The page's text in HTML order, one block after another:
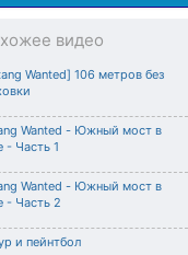
видео
Wanted] 106 метров без
Wanted - Южный мост в
- Часть 1
Wanted - Южный мост в
- Часть 2
и пейнтбол